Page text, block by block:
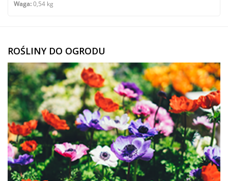
Waga:0,54 kg
ROŚLINY DO OGRODU